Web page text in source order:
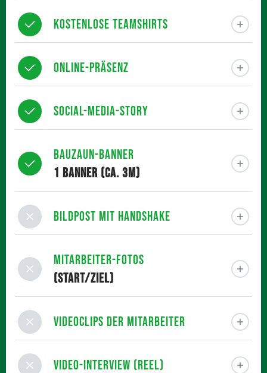
Kostenlose Teamshirts
Online-Präsenz
Social-Media-Story
Bauzaun-Banner
1 Banner (ca. 3m)
Bildpost mit Handshake
Mitarbeiter-Fotos
(Start/Ziel)
Videoclips der Mitarbeiter
Video-Interview (Reel)